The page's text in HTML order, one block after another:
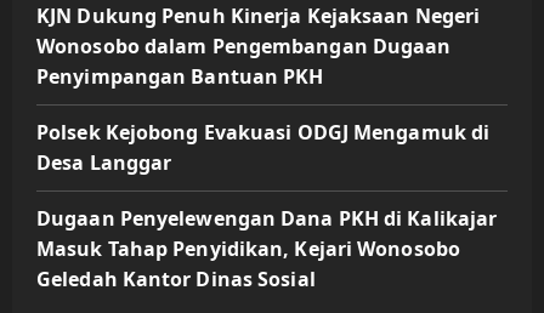
KJN Dukung Penuh Kinerja Kejaksaan Negeri
Wonosobo dalam Pengembangan Dugaan
Penyimpangan Bantuan PKH
Polsek Kejobong Evakuasi ODGJ Mengamuk di
Desa Langgar
Dugaan Penyelewengan Dana PKH di Kalikajar
Masuk Tahap Penyidikan, Kejari Wonosobo
Geledah Kantor Dinas Sosial